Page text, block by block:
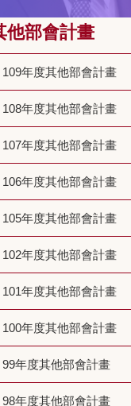
他部會計畫
109年度其他部會計畫
108年度其他部會計畫
107年度其他部會計畫
106年度其他部會計畫
105年度其他部會計畫
102年度其他部會計畫
101年度其他部會計畫
100年度其他部會計畫
99年度其他部會計畫
98年度其他部會計畫